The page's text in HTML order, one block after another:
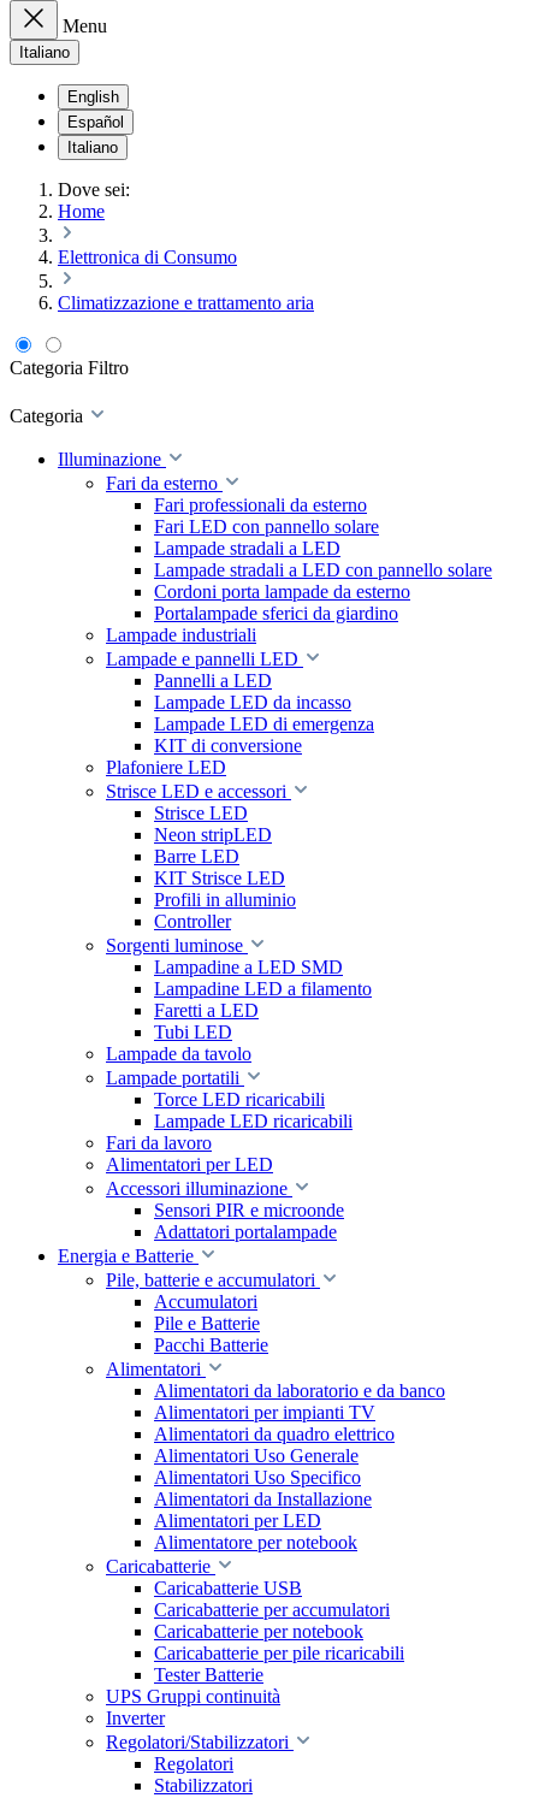
Menu
Italiano
English
Español
Italiano
Dove sei:
Home
Elettronica di Consumo
Climatizzazione e trattamento aria
Categoria Filtro
Categoria
Illuminazione
Fari da esterno
Fari professionali da esterno
Fari LED con pannello solare
Lampade stradali a LED
Lampade stradali a LED con pannello solare
Cordoni porta lampade da esterno
Portalampade sferici da giardino
Lampade industriali
Lampade e pannelli LED
Pannelli a LED
Lampade LED da incasso
Lampade LED di emergenza
KIT di conversione
Plafoniere LED
Strisce LED e accessori
Strisce LED
Neon stripLED
Barre LED
KIT Strisce LED
Profili in alluminio
Controller
Sorgenti luminose
Lampadine a LED SMD
Lampadine LED a filamento
Faretti a LED
Tubi LED
Lampade da tavolo
Lampade portatili
Torce LED ricaricabili
Lampade LED ricaricabili
Fari da lavoro
Alimentatori per LED
Accessori illuminazione
Sensori PIR e microonde
Adattatori portalampade
Energia e Batterie
Pile, batterie e accumulatori
Accumulatori
Pile e Batterie
Pacchi Batterie
Alimentatori
Alimentatori da laboratorio e da banco
Alimentatori per impianti TV
Alimentatori da quadro elettrico
Alimentatori Uso Generale
Alimentatori Uso Specifico
Alimentatori da Installazione
Alimentatori per LED
Alimentatore per notebook
Caricabatterie
Caricabatterie USB
Caricabatterie per accumulatori
Caricabatterie per notebook
Caricabatterie per pile ricaricabili
Tester Batterie
UPS Gruppi continuità
Inverter
Regolatori/Stabilizzatori
Regolatori
Stabilizzatori